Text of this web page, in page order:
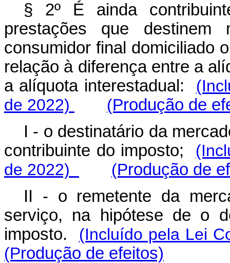
§ 2º É ainda
prestações que
consumidor final domiciliado
relação à diferença entre a
a alíquota interestadual:
de 2022)
(Produção de
I - o destinatário da
contribuinte do imposto;
de 2022)
(Produção de
II - o remetente da
serviço, na hipótese de o
imposto.
(Incluído pela Lei
(Produção de efeitos)